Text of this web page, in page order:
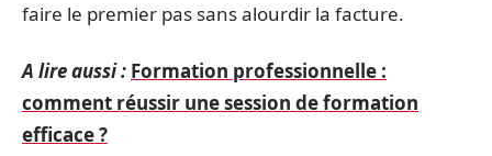
faire le premier pas sans alourdir la facture.
A lire aussi : Formation professionnelle :
comment réussir une session de formation
efficace ?